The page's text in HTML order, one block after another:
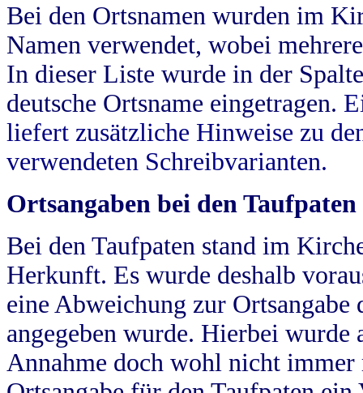
Bei den Ortsnamen wurden im
Namen verwendet, wobei
In dieser Liste wurde in der
deutsche Ortsname eingetragen.
liefert zusätzliche Hinweise zu
verwendeten Schreibvarianten.
Ortsangaben bei den Taufpaten
Bei den Taufpaten stand im
Herkunft. Es wurde deshalb
eine Abweichung zur
angegeben wurde. Hierbei wurde
Annahme doch wohl nicht